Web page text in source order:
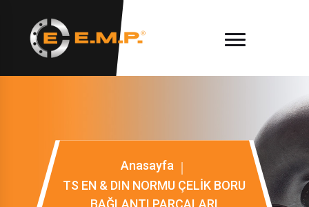
Anasayfa
TS EN & DIN NORMU ÇELİK BORU
BAĞLANTI PARÇALARI